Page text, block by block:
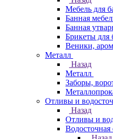
Мебель для
Банная
Банная
Брикеты для
Веники,
Металл
Назад
Металл
Заборы,
Отливы и
Назад
Отливы и
Водосточная